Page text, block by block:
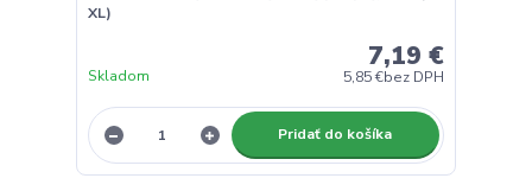
XL)
7,19 €
5,85 €bez DPH
Skladom
Pridať do košíka